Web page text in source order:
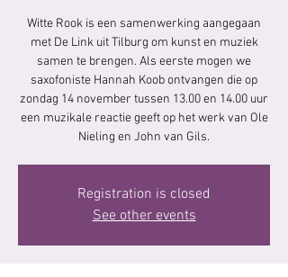
Witte Rook is een samenwerking aangegaan
met De Link uit Tilburg om kunst en muziek
samen te brengen. Als eerste mogen we
saxofoniste Hannah Koob ontvangen die op
zondag 14 november tussen 13.00 en 14.00 uur
een muzikale reactie geeft op het werk van Ole
Nieling en John van Gils.
Registration is closed
See other events